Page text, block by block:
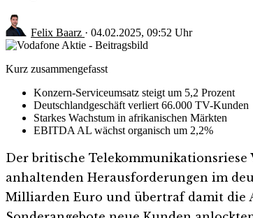
Felix Baarz · 04.02.2025, 09:52 Uhr
Kurz zusammengefasst
Konzern-Serviceumsatz steigt um 5,2 Prozent
Deutschlandgeschäft verliert 66.000 TV-Kunden
Starkes Wachstum in afrikanischen Märkten
EBITDA AL wächst organisch um 2,2%
Der britische Telekommunikationsriese
anhaltenden Herausforderungen im
Milliarden Euro und übertraf damit die